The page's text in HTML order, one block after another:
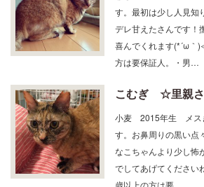
す。最初は少し人見知
デレ甘えたさんです
喜んでくれます(*´ω｀
方は要保証人。・男…
こむぎ ☆里親
小麦 2015年生 メス
す。お鼻周りの黒い
なこちゃんより少し怖
でしてあげてくださ
歳以上の方は要…